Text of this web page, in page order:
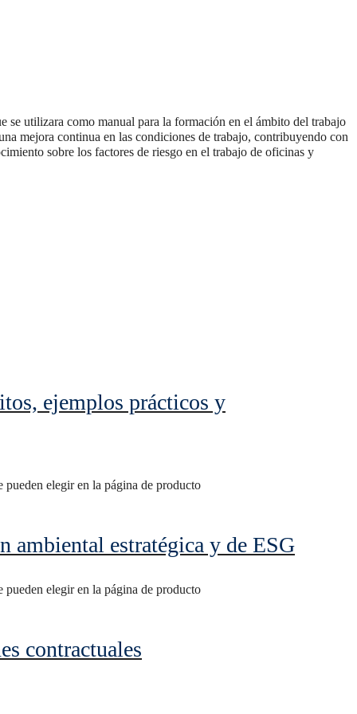
se utilizara como manual para la formación en el ámbito del trabajo
mejora continua en las condiciones de trabajo, contribuyendo con
sobre los factores de riesgo en el trabajo de oficinas y
ejemplos prácticos y
elegir en la página de producto
ambiental estratégica y de ESG
elegir en la página de producto
contractuales